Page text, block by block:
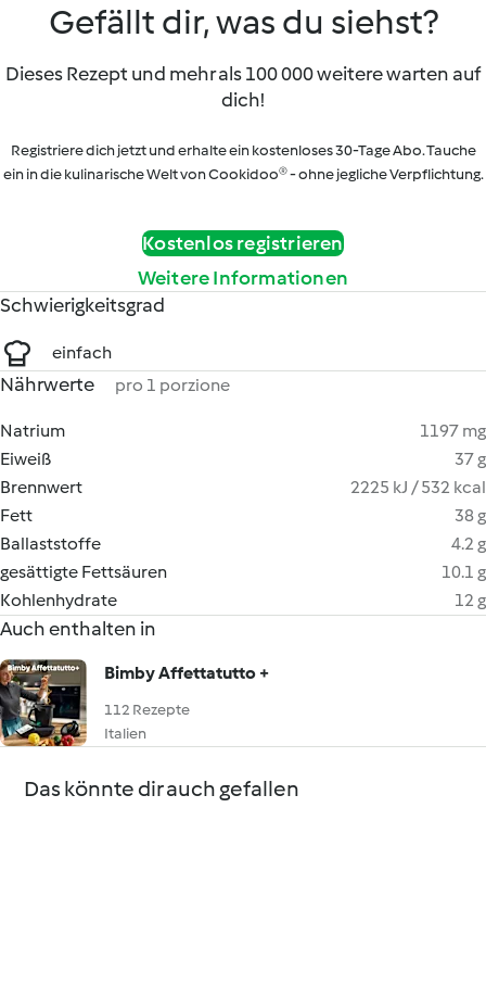
Gefällt dir, was du siehst?
Dieses Rezept und mehr als 100 000 weitere warten auf
dich!
Registriere dich jetzt und erhalte ein kostenloses 30-Tage Abo. Tauche
ein in die kulinarische Welt von Cookidoo® - ohne jegliche Verpflichtung.
Kostenlos registrieren
Weitere Informationen
Schwierigkeitsgrad
einfach
Nährwerte pro 1 porzione
Natrium
1197 mg
Eiweiß
37 g
Brennwert
2225 kJ / 532 kcal
Fett
38 g
Ballaststoffe
4.2 g
gesättigte Fettsäuren
10.1 g
Kohlenhydrate
12 g
Auch enthalten in
Bimby Affettatutto +
112 Rezepte
Italien
Das könnte dir auch gefallen